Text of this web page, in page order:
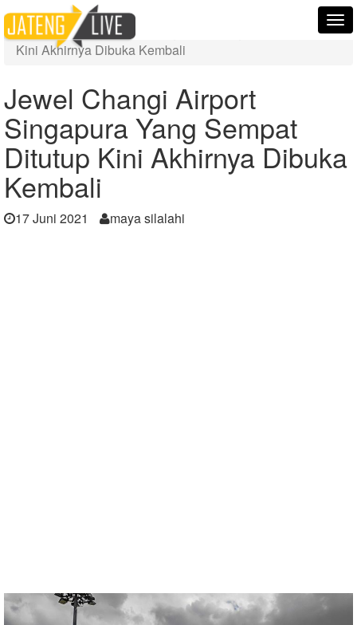
Home
Berita
Jewel Changi Airport Singapura Yang Sempat Ditutup
Kini Akhirnya Dibuka Kembali
Jewel Changi Airport
Singapura Yang Sempat
Ditutup Kini Akhirnya Dibuka
Kembali
17 Juni 2021 maya silalahi